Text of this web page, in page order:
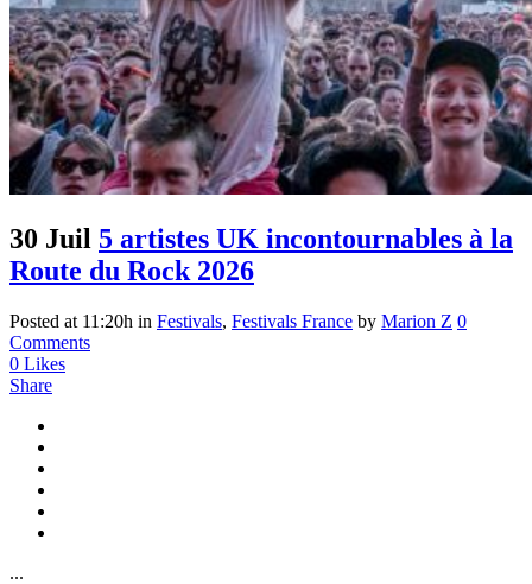
30 Juil 5 artistes UK incontournables à la
Route du Rock 2026
Posted at 11:20h in Festivals, Festivals France by Marion Z 0
Comments
0 Likes
Share
...